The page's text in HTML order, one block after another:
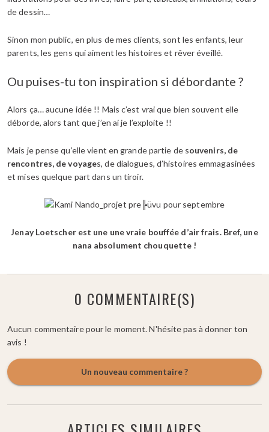
de dessin…
Sinon mon public, en plus de mes clients, sont les enfants, leur
parents, les gens qui aiment les histoires et rêver éveillé.
Ou puises-tu ton inspiration si débordante ?
Alors ça… aucune idée !! Mais c’est vrai que bien souvent elle
déborde, alors tant que j’en ai je l’exploite !!
Mais je pense qu’elle vient en grande partie de souvenirs, de
rencontres, de voyages, de dialogues, d’histoires emmagasinées
et mises quelque part dans un tiroir.
Jenay Loetscher est une une vraie bouffée d’air frais. Bref, une
nana absolument chouquette !
0 COMMENTAIRE(S)
Aucun commentaire pour le moment. N'hésite pas à donner ton
avis !
Un nouveau commentaire ?